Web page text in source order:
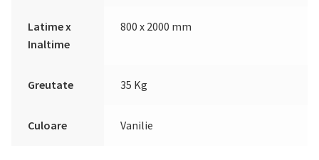
Latime x
Inaltime
800 x 2000 mm
Greutate 35 Kg
Culoare Vanilie